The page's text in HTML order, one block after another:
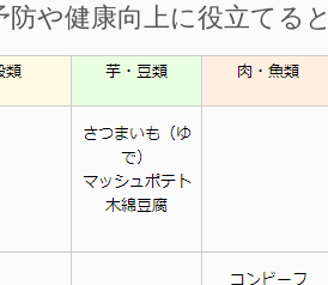
防や健康向上に役立てる